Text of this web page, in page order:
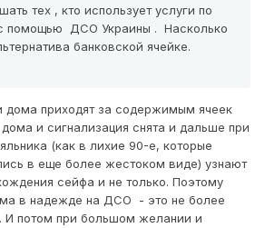
тех , кто использует услуги по
помощью ДСО Украины . Насколько
банковской ячейке.
дома приходят за содержимым ячеек
и сигнализация снята и дальше при
(как в лихие 90-е, которые
в еще более жестоком виде) узнают
сейфа и не только. Поэтому
в надежде на ДСО - это не более
И потом при большом желании и